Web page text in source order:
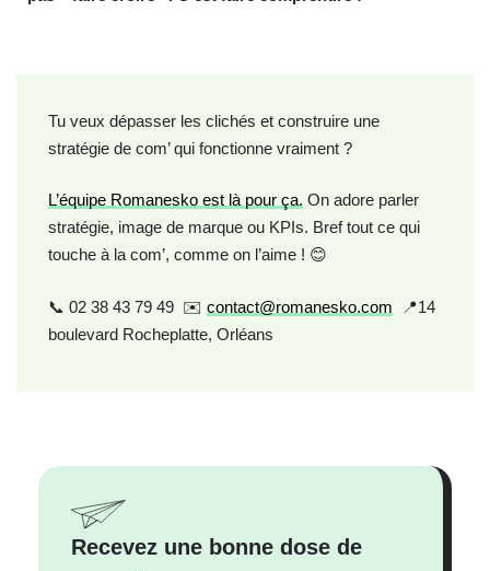
Tu veux dépasser les clichés et construire une
stratégie de com’ qui fonctionne vraiment ?
L’équipe Romanesko est là pour ça. On adore parler
stratégie, image de marque ou KPIs. Bref tout ce qui
touche à la com’, comme on l’aime ! 😊
📞 02 38 43 79 49 ✉️contact@romanesko.com 📍14
boulevard Rocheplatte, Orléans
Recevez une bonne dose de